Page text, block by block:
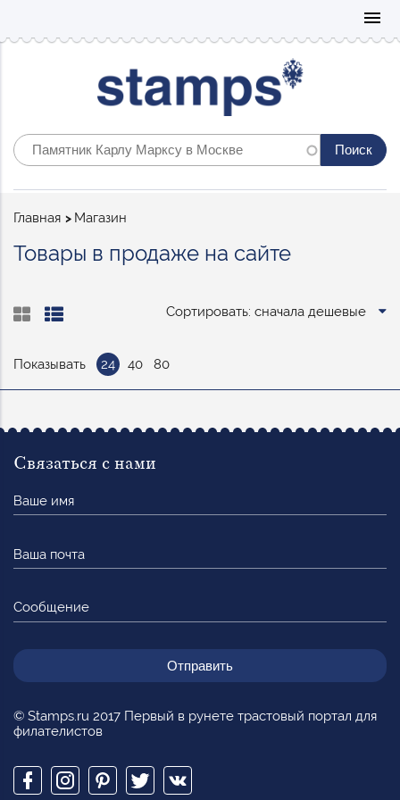
menu
Строка
Главная Магазин
Товары в продаже на сайте
Сортировать: сначала дешевые
Показывать 24 40 80
© Stamps.ru 2017 Первый в рунете трастовый портал для
филателистов
Связаться с нами
имя
почта
Сообщение